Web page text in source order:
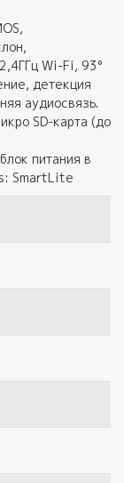
Wi-Fi, 93°
детекция
аудиосвязь.
SD-карта (до
питания в
SmartLite